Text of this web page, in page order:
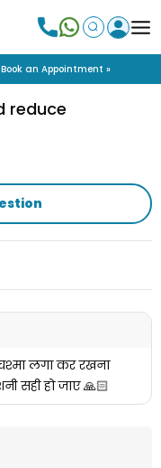
an Appointment »
reduce
लगा कर रखना
सही हो जाए 🙏🏻